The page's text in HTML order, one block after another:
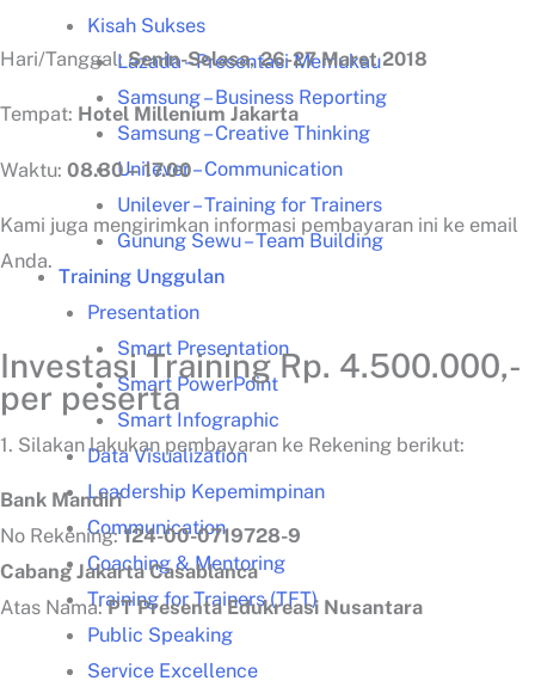
Kisah Sukses
Lazada – Presentasi Memukau
Samsung – Business Reporting
Samsung – Creative Thinking
Unilever – Communication
Unilever – Training for Trainers
Gunung Sewu – Team Building
Training Unggulan
Presentation
Smart Presentation
Smart PowerPoint
Smart Infographic
Data Visualization
Leadership Kepemimpinan
Communication
Coaching & Mentoring
Training for Trainers (TFT)
Public Speaking
Service Excellence
Hari/Tanggal: Senin-Selasa,26-27 Maret 2018
Tempat: Hotel Millenium Jakarta
Waktu: 08.30 – 17.00
Kami juga mengirimkan informasi pembayaran ini ke email
Anda.
Investasi Training Rp. 4.500.000,-
per peserta
1. Silakan lakukan pembayaran ke Rekening berikut:
Bank Mandiri
No Rekening:124-00-0719728-9
Cabang Jakarta Casablanca
Atas Nama:PT Presenta Edukreasi Nusantara